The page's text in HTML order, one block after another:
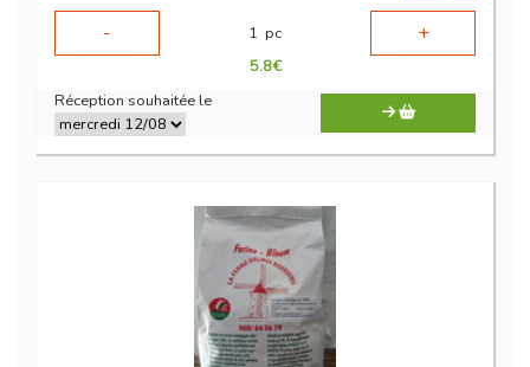
-
1 pc +
5.8€
Réception souhaitée le